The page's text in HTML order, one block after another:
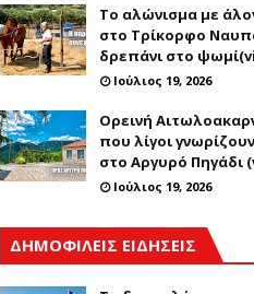
Το αλώνισμα με
στο Τρίκορφο
δρεπάνι στο
Ιούλιος 19, 2026
Ορεινή
που λίγοι
στο Αργυρό Πηγάδι
Ιούλιος 19, 2026
ΔΗΜΟΦΙΛΕΙΣ ΕΙΔΗΣΕΙΣ